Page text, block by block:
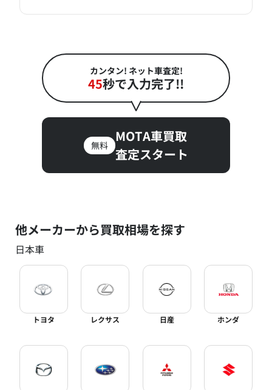
カンタン! ネット車査定!
45秒で入力完了!!
無料
MOTA車買取
査定スタート
他メーカーから買取相場を探す
日本車
トヨタ レクサス 日産 ホンダ